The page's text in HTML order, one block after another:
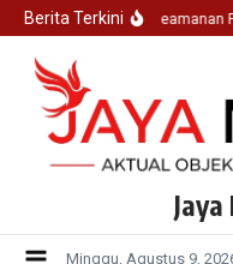
Lewati ke konten
Berita TerkiniJaga Keamanan
Minggu, Agustus 9,